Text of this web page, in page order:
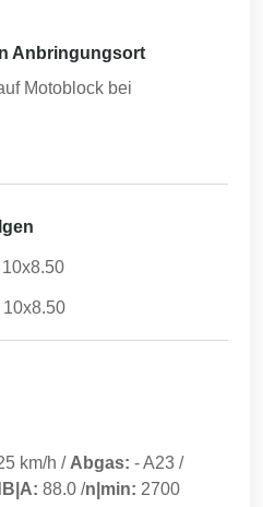
Anbringungsort
Motoblock bei
km/h / Abgas: -A23 /
88.0 /n|min: 2700